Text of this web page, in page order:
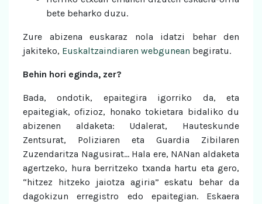
bete beharko duzu.
Zure abizena euskaraz nola idatzi behar den
jakiteko, Euskaltzaindiaren webgunean begiratu.
Behin hori eginda, zer?
Bada, ondotik, epaitegira igorriko da, eta
epaitegiak, ofizioz, honako tokietara bidaliko du
abizenen aldaketa: Udalerat, Hauteskunde
Zentsurat, Poliziaren eta Guardia Zibilaren
Zuzendaritza Nagusirat… Hala ere, NANan aldaketa
agertzeko, hura berritzeko txanda hartu eta gero,
“hitzez hitzeko jaiotza agiria” eskatu behar da
dagokizun erregistro edo epaitegian. Eskaera